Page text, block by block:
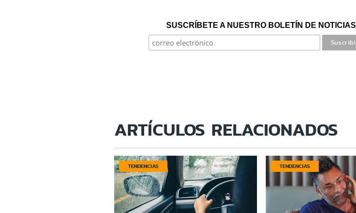
SUSCRÍBETE A NUESTRO BOLETÍN DE NOTICIAS
ARTÍCULOS RELACIONADOS
TENDENCIAS TENDENCIAS